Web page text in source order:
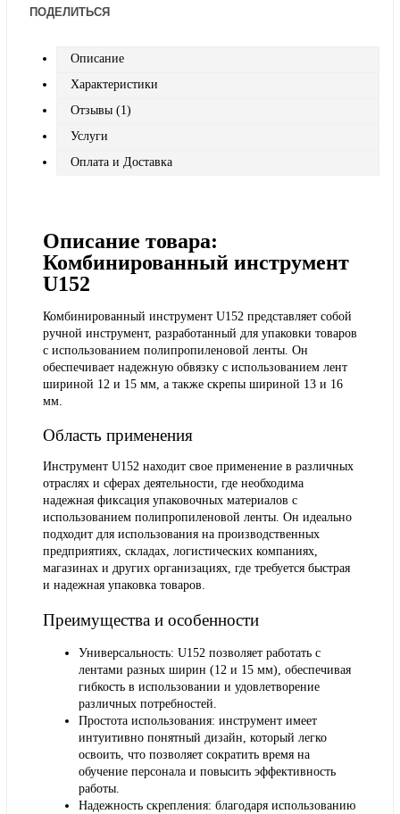
ПОДЕЛИТЬСЯ
Описание
Характеристики
Отзывы (1)
Услуги
Оплата и Доставка
Описание товара:
Комбинированный инструмент
U152
Комбинированный инструмент U152 представляет собой
ручной инструмент, разработанный для упаковки товаров
с использованием полипропиленовой ленты. Он
обеспечивает надежную обвязку с использованием лент
шириной 12 и 15 мм, а также скрепы шириной 13 и 16
мм.
Область применения
Инструмент U152 находит свое применение в различных
отраслях и сферах деятельности, где необходима
надежная фиксация упаковочных материалов с
использованием полипропиленовой ленты. Он идеально
подходит для использования на производственных
предприятиях, складах, логистических компаниях,
магазинах и других организациях, где требуется быстрая
и надежная упаковка товаров.
Преимущества и особенности
Универсальность: U152 позволяет работать с
лентами разных ширин (12 и 15 мм), обеспечивая
гибкость в использовании и удовлетворение
различных потребностей.
Простота использования: инструмент имеет
интуитивно понятный дизайн, который легко
освоить, что позволяет сократить время на
обучение персонала и повысить эффективность
работы.
Надежность скрепления: благодаря использованию